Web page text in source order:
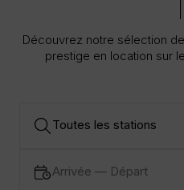
Découvrez notre sélection
prestige en location sur